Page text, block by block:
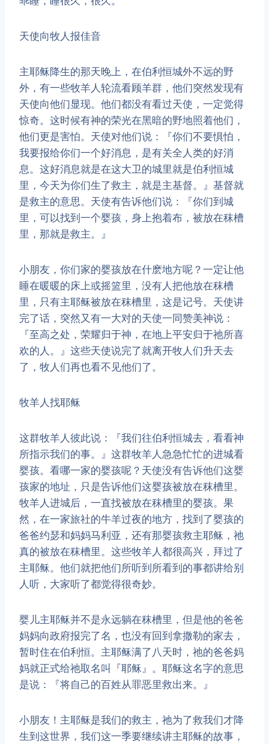
天使向牧人报佳音
​主耶稣降生的那天晚上，在伯利恒城外不远的野
外，有一些牧羊人轮流看顾羊群，他们突然发现有
天使向他们显现。他们都没有看过天使，一定觉得
惊奇。这时候有神的荣光在黑暗的野地照着他们，
他们更是害怕。天使对他们说：『你们不要惧怕，
我要报给你们一个好消息，是有关全人类的好消
息。这好消息就是在这大卫的城里就是伯利恒城
里，今天为你们生了救主，就是主基督。』基督就
是救主的意思。天使有告诉他们说：『你们到城
里，可以找到一个婴孩，身上抱着布，被放在秣槽
里，那就是救主。』
​小朋友，你们家的婴孩放在什麽地方呢？一定让他
睡在暖暖的床上或摇篮里，没有人把他放在秣槽
里，只有主耶稣被放在秣槽里，这是记号。天使讲
完了话，突然又有一大对的天使一同赞美神说：
『至高之处，荣耀归于神，在地上平安归于祂所喜
欢的人。』这些天使说完了就离开牧人们升天去
了，牧人们再也看不见他们了。
牧羊人找耶稣
​这群牧羊人彼此说：『我们往伯利恒城去，看看神
所指示我们的事。』这群牧羊人急急忙忙的进城看
婴孩。看哪一家的婴孩呢？天使没有告诉他们这婴
孩家的地址，只是告诉他们这婴孩被放在秣槽里。
牧羊人进城后，一直找被放在秣槽里的婴孩。果
然，在一家旅社的牛羊过夜的地方，找到了婴孩的
爸爸约瑟和妈妈马利亚，还有那婴孩救主耶稣，祂
真的被放在秣槽里。这些牧羊人都很高兴，拜过了
主耶稣。他们就把他们所听到所看到的事都讲给别
人听，大家听了都觉得很奇妙。
​婴儿主耶稣并不是永远躺在秣槽里，但是他的爸爸
妈妈向政府报完了名，也没有回到拿撒勒的家去，
暂时住在伯利恒。主耶稣满了八天时，祂的爸爸妈
妈就正式给祂取名叫『耶稣』。耶稣这名字的意思
是说：『将自己的百姓从罪恶里救出来。』
​小朋友！主耶稣是我们的救主，祂为了救我们才降
生到这世界，我们这一季要继续讲主耶稣的故事，